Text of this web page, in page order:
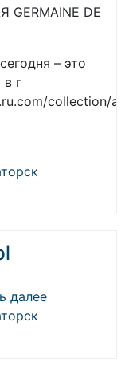
DE
– это
в г
collection/
далее